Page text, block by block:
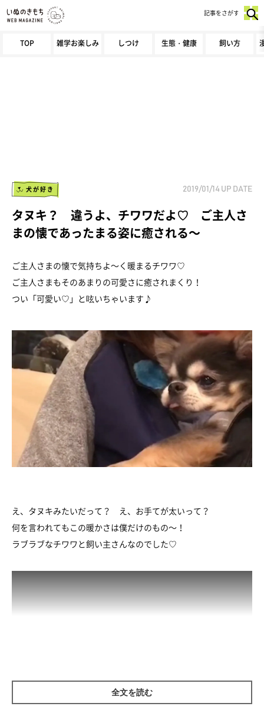
TOP 雑学お楽しみ しつけ 生態・健康 飼い方
記事をさがす
犬が好き 2019/01/14 UP DATE
タヌキ？ 違うよ、チワワだよ♡ ご主人さ
まの懐であったまる姿に癒される～
ご主人さまの懐で気持ちよ～く暖まるチワワ♡
ご主人さまもそのあまりの可愛さに癒されまくり！
つい「可愛い♡」と呟いちゃいます♪
え、タヌキみたいだって？ え、お手てが太いって？
何を言われてもこの暖かさは僕だけのもの～！
ラブラブなチワワと飼い主さんなのでした♡
全文を読む